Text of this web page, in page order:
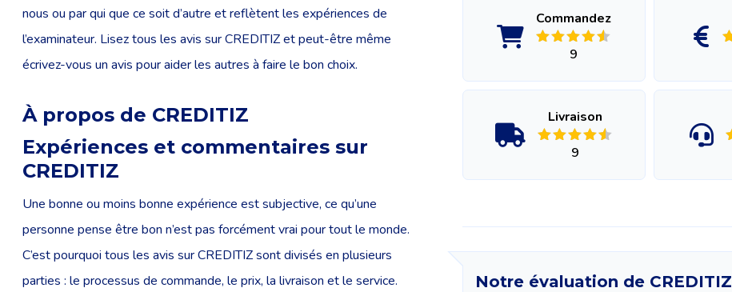
nous ou par qui que ce soit d’autre et reflètent les expériences de
l’examinateur. Lisez tous les avis sur CREDITIZ et peut-être même
écrivez-vous un avis pour aider les autres à faire le bon choix.
À propos de CREDITIZ
Expériences et commentaires sur
CREDITIZ
Une bonne ou moins bonne expérience est subjective, ce qu’une
personne pense être bon n’est pas forcément vrai pour tout le monde.
C’est pourquoi tous les avis sur CREDITIZ sont divisés en plusieurs
parties : le processus de commande, le prix, la livraison et le service.
Commandez
9
Livraison
9
Notre évaluation de CREDITIZ